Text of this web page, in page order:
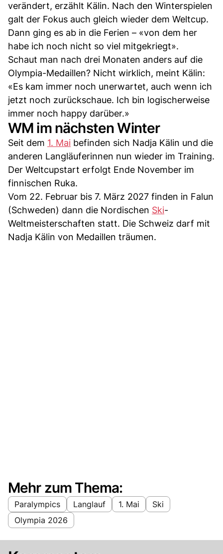
verändert, erzählt Kälin. Nach den Winterspielen
galt der Fokus auch gleich wieder dem Weltcup.
Dann ging es ab in die Ferien – «von dem her
habe ich noch nicht so viel mitgekriegt».
Schaut man nach drei Monaten anders auf die
Olympia-Medaillen? Nicht wirklich, meint Kälin:
«Es kam immer noch unerwartet, auch wenn ich
jetzt noch zurückschaue. Ich bin logischerweise
immer noch happy darüber.»
WM im nächsten Winter
Seit dem 1. Mai befinden sich Nadja Kälin und die
anderen Langläuferinnen nun wieder im Training.
Der Weltcupstart erfolgt Ende November im
finnischen Ruka.
Vom 22. Februar bis 7. März 2027 finden in Falun
(Schweden) dann die Nordischen Ski-
Weltmeisterschaften statt. Die Schweiz darf mit
Nadja Kälin von Medaillen träumen.
Mehr zum Thema:
Paralympics Langlauf 1. Mai
Ski
Olympia 2026